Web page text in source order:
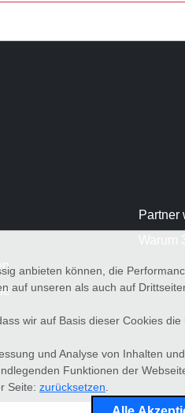
Partner
anbieten können, die
unseren als auch auf
wir auf Basis dieser Cookies
und Analyse von Inhalten und
Funktionen der
Seite: zurücksetzen